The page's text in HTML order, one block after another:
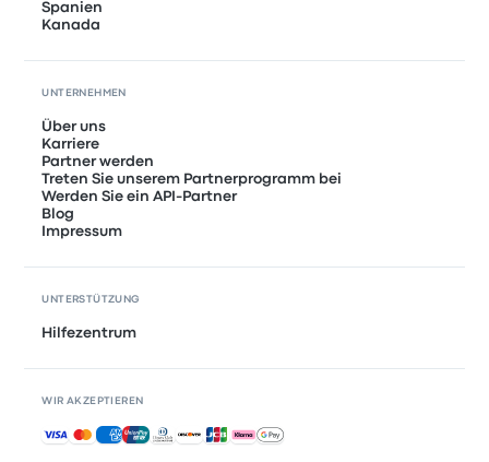
Spanien
Kanada
UNTERNEHMEN
Über uns
Karriere
Partner werden
Treten Sie unserem Partnerprogramm bei
Werden Sie ein API-Partner
Blog
Impressum
UNTERSTÜTZUNG
Hilfezentrum
WIR AKZEPTIEREN
Akzeptierte Zahlungsmethoden